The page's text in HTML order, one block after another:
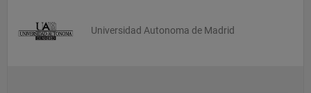
Universidad Autonoma de Madrid